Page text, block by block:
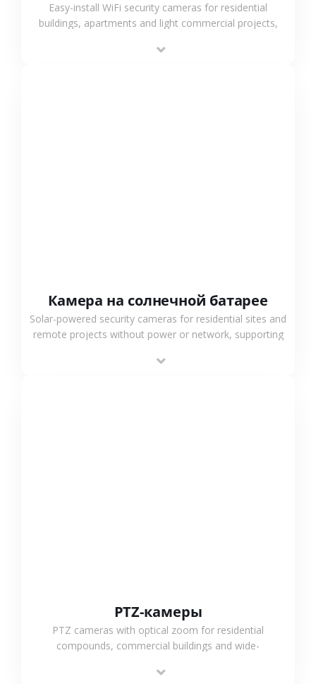
Easy-install WiFi security cameras for residential
buildings, apartments and light commercial projects,
surveillance solutions.
Камера на солнечной батарее
Solar-powered security cameras for residential sites and
remote projects without power or network, supporting
outdoor monitoring.
PTZ-камеры
PTZ cameras with optical zoom for residential
compounds, commercial buildings and wide-
monitoring and flexible coverage.